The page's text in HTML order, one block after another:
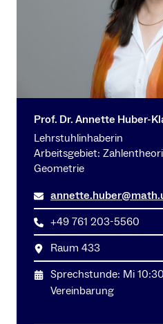
Prof. Dr. Annette Huber-
Lehrstuhlinhaberin
Arbeitsgebiet:
Geometrie
+49 761 203-5560
Raum 433
Sprechstunde: Mi
Vereinbarung